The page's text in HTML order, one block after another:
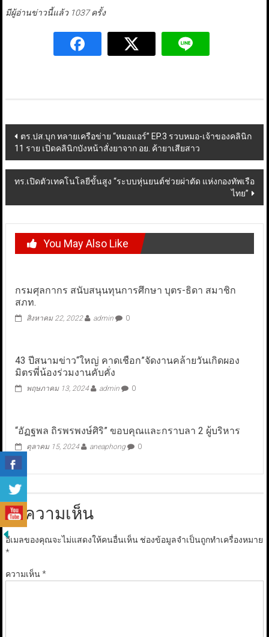
มีผู้อ่านข่าวนี้แล้ว 1037 ครั้ง
Post
navigation
ตร.ปส.บุก ทลายเครือข่าย “หมอแอร์” EP.3 รวบหมอ-เจ้าของคลินิก
11 ราย เปิดคลินิกบังหน้าสั่งยาจาก อย. ค้ายาเสียสาว
ทร.เปิดตัวเทคโนโลยีขั้นสูง “ระบบหุ่นยนต์ช่วยผ่าตัด แห่งกองทัพเรือ
ไทย”
You May Also Like
กรมศุลกากร สนับสนุนทุนการศึกษา บุตร-ธิดา สมาชิก
สภท.
สิงหาคม 22, 2022 admin 0
43 ปีสนามข่าว“ใหญ่ คาดเชือก”จัดงานคล้ายวันเกิดผอง
มิตรพี่น้องร่วมงานคับคั่ง
พฤษภาคม 13, 2024 admin 0
“อัฏฐพล ถิรพรพงษ์ศิริ” ขอบคุณและกราบลา 2 ผู้บริหาร
ตุลาคม 15, 2024 aneaphong 0
ใส่ความเห็น
อีเมลของคุณจะไม่แสดงให้คนอื่นเห็น ช่องข้อมูลจำเป็นถูกทำเครื่องหมาย
*
ความเห็น*